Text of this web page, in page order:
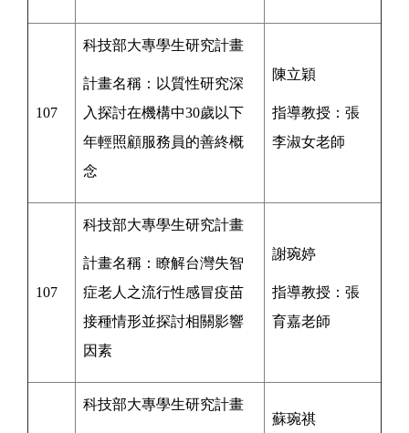
107
科技部大專學生研究計畫
計畫名稱： 以質性研究深
入探討在機構中30歲以下
年輕照顧服務員的善終概
念
陳立穎
指導教授： 張
李淑女老師
107
科技部大專學生研究計畫
計畫名稱： 瞭解台灣失智
症老人之流行性感冒疫苗
接種情形並探討相關影響
因素
謝琬婷
指導教授： 張
育嘉老師
科技部大專學生研究計畫
蘇琬祺